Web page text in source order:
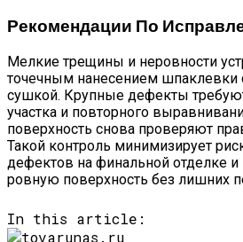
Рекомендации По
Мелкие трещины и неровности
точечным нанесением
сушкой. Крупные дефекты
участка и повторного
поверхность снова проверяют
Такой контроль минимизирует
дефектов на финальной отделке и
ровную поверхность без лишних
In this article: